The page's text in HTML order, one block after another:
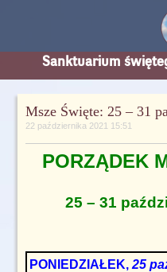
Sanktuarium
Msze Święte: 25 – 31
22 października 2021 15:51
PORZĄDEK
25 – 31
PONIEDZIAŁEK,25